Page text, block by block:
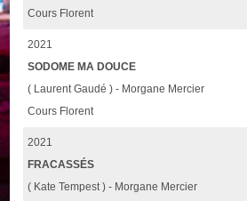
Cours Florent
2021
SODOME MA DOUCE
( Laurent Gaudé ) - Morgane Mercier
Cours Florent
2021
FRACASSÉS
( Kate Tempest ) - Morgane Mercier